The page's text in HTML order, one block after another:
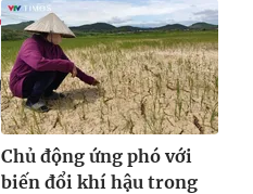
Chủ động ứng phó với
biến đổi khí hậu trong